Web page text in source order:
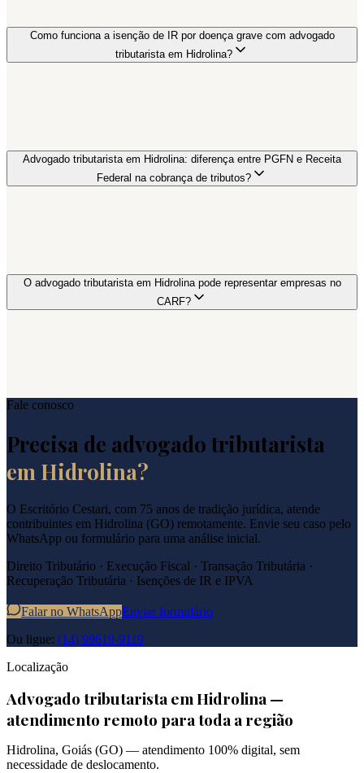
Como funciona a isenção de IR por doença grave com advogado
tributarista em Hidrolina?
Advogado tributarista em Hidrolina: diferença entre PGFN e Receita
Federal na cobrança de tributos?
O advogado tributarista em Hidrolina pode representar empresas no
CARF?
Fale conosco
Precisa de advogado tributarista
em Hidrolina?
O Escritório Cestari, com 75 anos de tradição jurídica, atende
contribuintes em Hidrolina (GO) remotamente. Envie seu caso pelo
WhatsApp ou formulário para uma análise inicial.
Direito Tributário · Execução Fiscal · Transação Tributária ·
Recuperação Tributária · Isenções de IR e IPVA
Falar no WhatsAppEnviar formulário
Ou ligue: (14) 99619-9119
Localização
Advogado tributarista emHidrolina —
atendimento remoto para toda a região
Hidrolina, Goiás (GO) — atendimento 100% digital, sem
necessidade de deslocamento.